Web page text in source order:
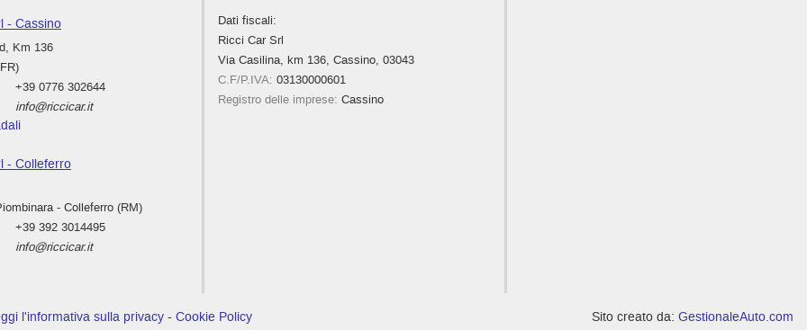
- Cassino
Km 136
+39 0776 302644
info@riccicar.it
- Colleferro
- Colleferro (RM)
+39 392 3014495
info@riccicar.it
Dati fiscali:
Ricci Car Srl
Via Casilina, km 136, Cassino, 03043
C.F/P.IVA: 03130000601
Registro delle imprese: Cassino
l'informativa sulla privacy - Cookie Policy Sito creato da: GestionaleAuto.com